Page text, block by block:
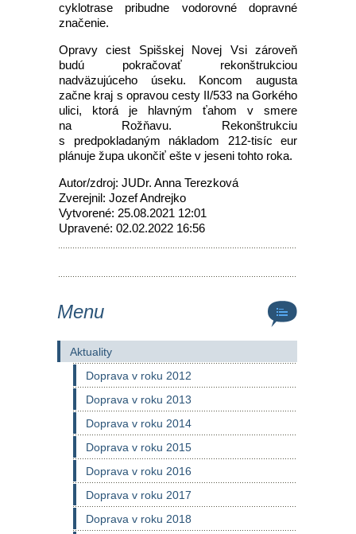
cyklotrase pribudne vodorovné dopravné
značenie.
Opravy ciest Spišskej Novej Vsi zároveň
budú pokračovať rekonštrukciou
nadväzujúceho úseku. Koncom augusta
začne kraj s opravou cesty II/533 na Gorkého
ulici, ktorá je hlavným ťahom v smere
na Rožňavu. Rekonštrukciu
s predpokladaným nákladom 212-tisíc eur
plánuje župa ukončiť ešte v jeseni tohto roka.
Autor/zdroj: JUDr. Anna Terezková
Zverejnil: Jozef Andrejko
Vytvorené: 25.08.2021 12:01
Upravené: 02.02.2022 16:56
Menu
Aktuality
Doprava v roku 2012
Doprava v roku 2013
Doprava v roku 2014
Doprava v roku 2015
Doprava v roku 2016
Doprava v roku 2017
Doprava v roku 2018